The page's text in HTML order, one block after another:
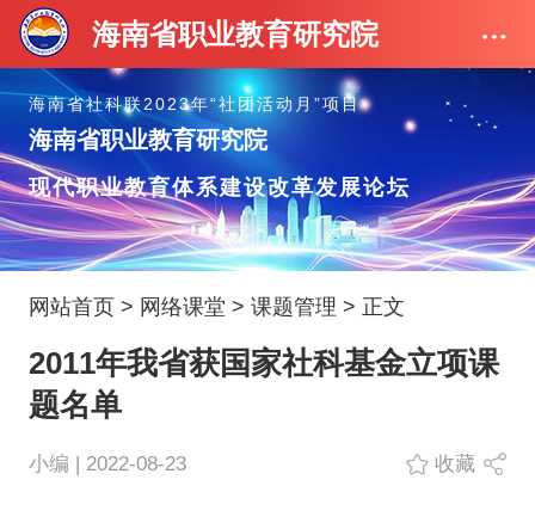
海南省职业教育研究院
海南省社科联2023年“社团活动月”项目
海南省职业教育研究院
现代职业教育体系建设改革发展论坛
网站首页 > 网络课堂 > 课题管理 > 正文
2011年我省获国家社科基金立项课
题名单
小编 | 2022-08-23 收藏